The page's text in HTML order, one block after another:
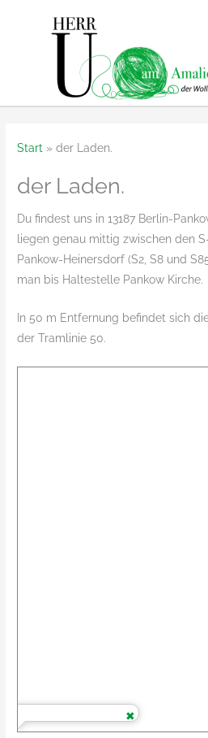
Start der Laden.
der Laden.
Du findest uns in 13187 Berlin-
liegen genau mittig zwischen den
Pankow-Heinersdorf (S2, S8 und
man bis Haltestelle Pankow Kirche.
In 50 m Entfernung befindet sich
der Tramlinie 50.